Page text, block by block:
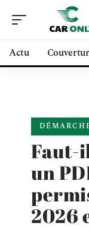
Actu
Faut-
un
2026